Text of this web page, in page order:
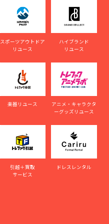
スポーツアウトドア
リユース
ハイブランド
リユース
楽器リユース
アニメ・キャラクタ
ーグッズリユース
引越＋買取
サービス
ドレスレンタル